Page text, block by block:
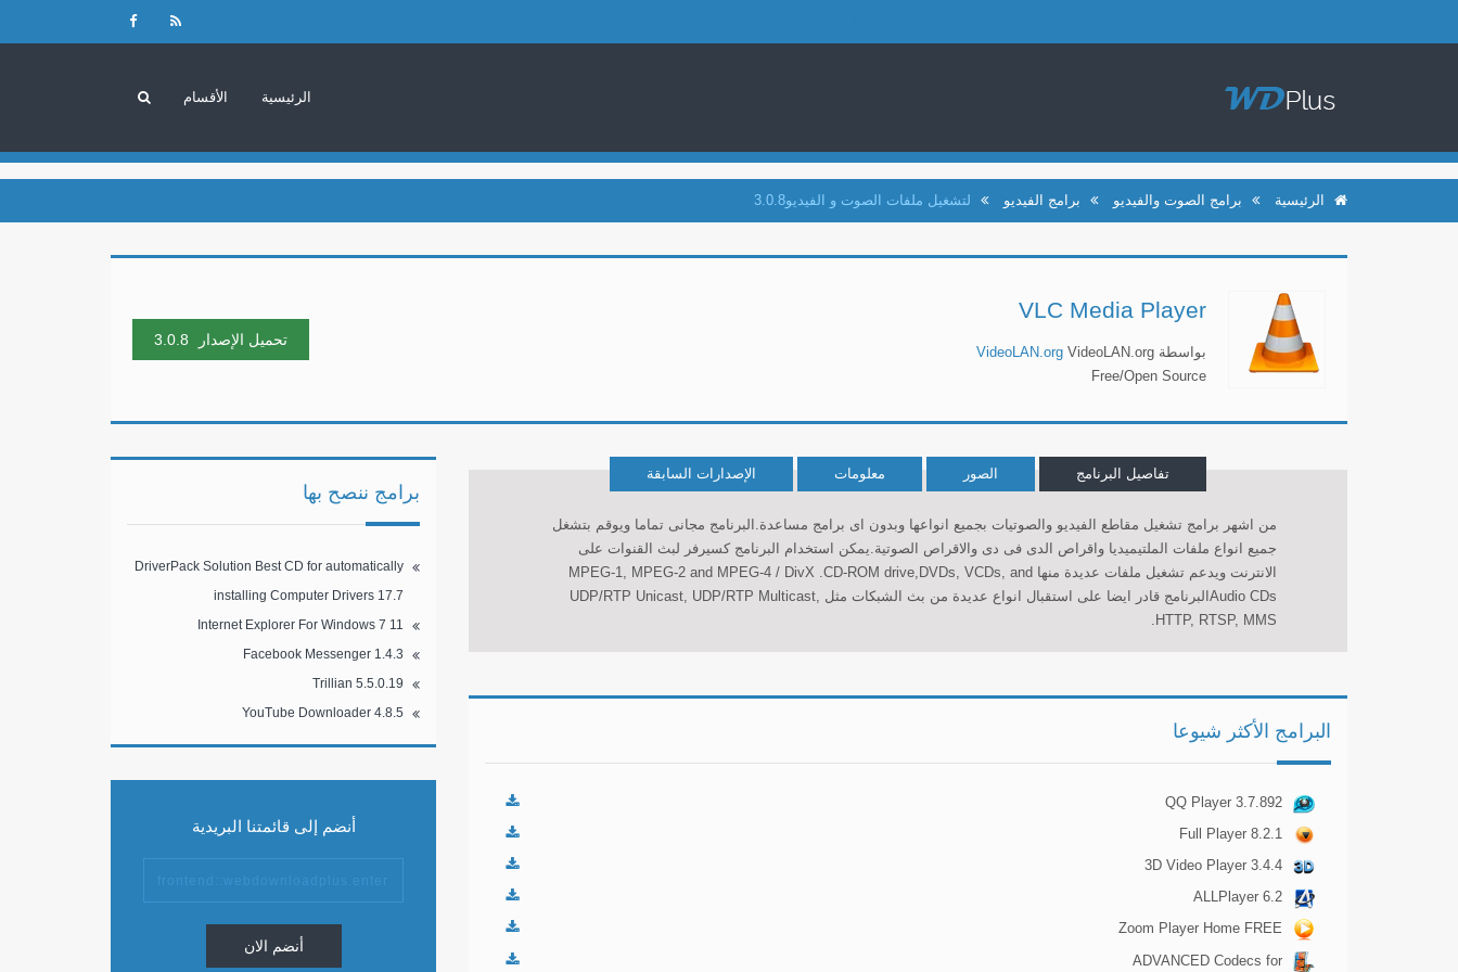
الرئيسية الأقسام
الرئيسية برامج الصوت والفيديو برامج الفيديو لتشغيل ملفات الصوت و الفيديو3.0.8
VLC Media Player
بواسطة VideoLAN.org VideoLAN.org
Free/Open Source
تحميل الإصدار 3.0.8
تفاصيل البرنامج الصور معلومات الإصدارات السابقة
من اشهر برامج تشغيل مقاطع الفيديو والصوتيات بجميع انواعها وبدون اى برامج مساعدة.البرنامج مجانى تماما ويوقم بتشغل
جميع انواع ملفات الملتيميديا واقراص الدى فى دى والاقراص الصوتية.يمكن استخدام البرنامج كسيرفر لبث القنوات على
الانترنت ويدعم تشغيل ملفات عديدة منها MPEG-1, MPEG-2 and MPEG-4 / DivX .CD-ROM drive,DVDs, VCDs, and
Audio CDsالبرنامج قادر ايضا على استقبال انواع عديدة من بث الشبكات مثل UDP/RTP Unicast, UDP/RTP Multicast,
HTTP, RTSP, MMS.
البرامج الأكثر شيوعا
QQ Player 3.7.892
Full Player 8.2.1
3D Video Player 3.4.4
ALLPlayer 6.2
Zoom Player Home FREE
12.7.0
ADVANCED Codecs for
برامج ننصح بها
DriverPack Solution Best CD for automatically
installing Computer Drivers 17.7
Internet Explorer For Windows 7 11
Facebook Messenger 1.4.3
Trillian 5.5.0.19
YouTube Downloader 4.8.5
أنضم إلى قائمتنا البريدية
أنضم الان